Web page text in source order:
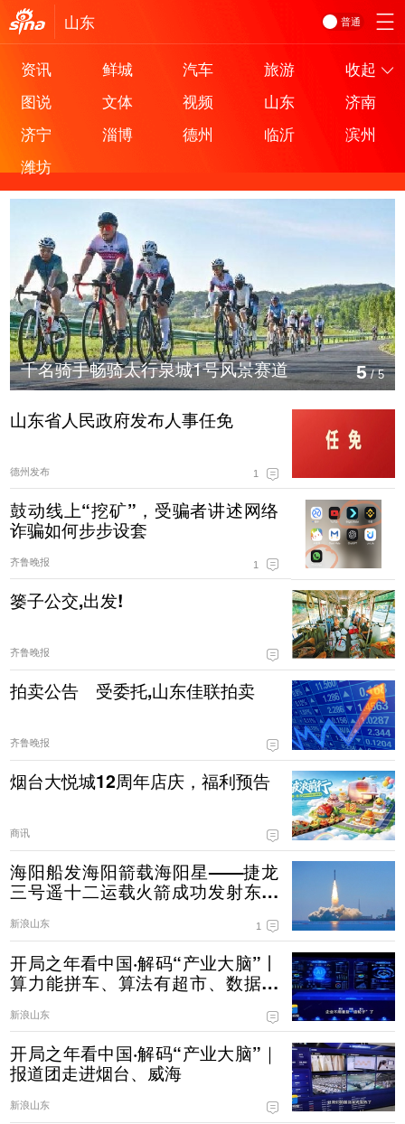
普通
山东
资讯 鲜城 汽车 旅游
收起
图说
文体 视频 山东
济南
济宁
淄博 德州 临沂
滨州
潍坊
千名骑手畅骑太行泉城1号风景赛道 5/5
山东省人民政府发布人事任免
德州发布 1
鼓动线上“挖矿”，受骗者讲述网络
诈骗如何步步设套
齐鲁晚报 1
篓子公交,出发!
齐鲁晚报
拍卖公告 受委托,山东佳联拍卖
齐鲁晚报
烟台大悦城12周年店庆，福利预告
商讯
海阳船发海阳箭载海阳星——捷龙
三号遥十二运载火箭成功发射东方
新浪山东 1
开局之年看中国·解码“产业大脑”丨
算力能拼车、算法有超市、数据不
企业“轻装上阵”
新浪山东
开局之年看中国·解码“产业大脑”｜
报道团走进烟台、威海
新浪山东